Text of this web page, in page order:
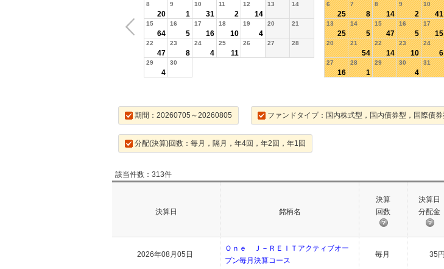
8
20
9
1
10
31
11
2
12
14
13 14
15
64
16
5
17
16
18
10
19
4
20 21
22
47
23
8
24
4
25
11
26 27 28
29
4
30
6
25
7
8
8
14
9
2
10
41
13
25
14
5
15
47
16
5
17
15
20 21
54
22
14
23
10
24
6
27
16
28
1
29 30
4
31
期間：20260705～20260805 ファンドタイプ：国内株式型，国内債券型，国際債
分配(決算)回数：毎月，隔月，年4回，年2回，年1回
該当件数：313件
決算日 銘柄名
決算
回数
決算日
分配金
2026年08月05日
Ｏｎｅ Ｊ－ＲＥＩＴアクティブオー
プン毎月決算コース
毎月 35円